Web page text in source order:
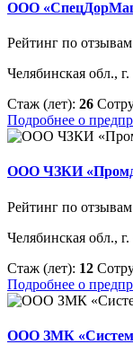
ООО
Рейтинг по
Челябинская обл.,
Стаж (лет): 26
Подробнее о
ООО ЧЗКИ
Рейтинг по
Челябинская обл.,
Стаж (лет): 12
Подробнее о
ООО ЗМК